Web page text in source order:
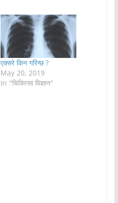
एक्सरे किन गरिन्छ ?
May 20, 2019
In "चिकित्सा विज्ञान"